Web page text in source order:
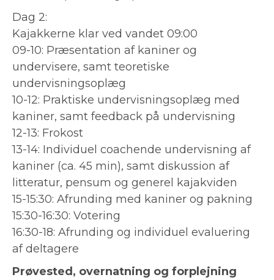
Dag 2:
Kajakkerne klar ved vandet 09:00
09-10: Præsentation af kaniner og
undervisere, samt teoretiske
undervisningsoplæg
10-12: Praktiske undervisningsoplæg med
kaniner, samt feedback på undervisning
12-13: Frokost
13-14: Individuel coachende undervisning af
kaniner (ca. 45 min), samt diskussion af
litteratur, pensum og generel kajakviden
15-15:30: Afrunding med kaniner og pakning
15:30-16:30: Votering
16:30-18: Afrunding og individuel evaluering
af deltagere
Prøvested, overnatning og forplejning